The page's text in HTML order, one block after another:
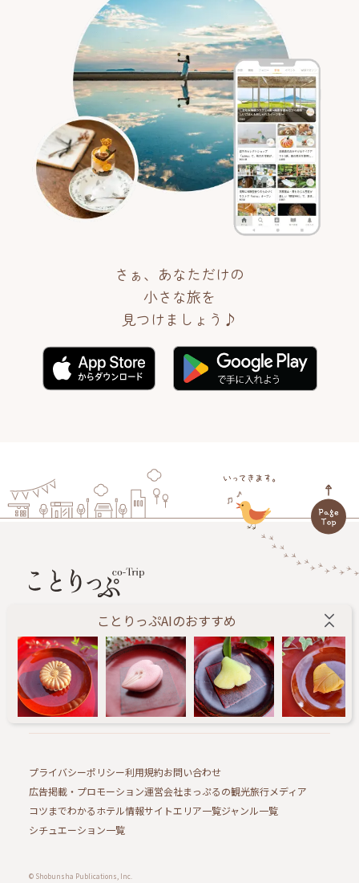
さぁ、あなただけの
小さな旅を
見つけましょう♪
旅する人に小さなしあわせをお届けします。
ことりっぷ編集部が、あたらしい旅のきっかけになる
情報を毎日配信するWEBメディアです。
プライバシーポリシー利用規約お問い合わせ
広告掲載・プロモーション運営会社まっぷるの観光旅行メディア
コツまでわかるホテル情報サイトエリア一覧ジャンル一覧
シチュエーション一覧
© Shobunsha Publications, Inc.
ことりっぷAIのおすすめ